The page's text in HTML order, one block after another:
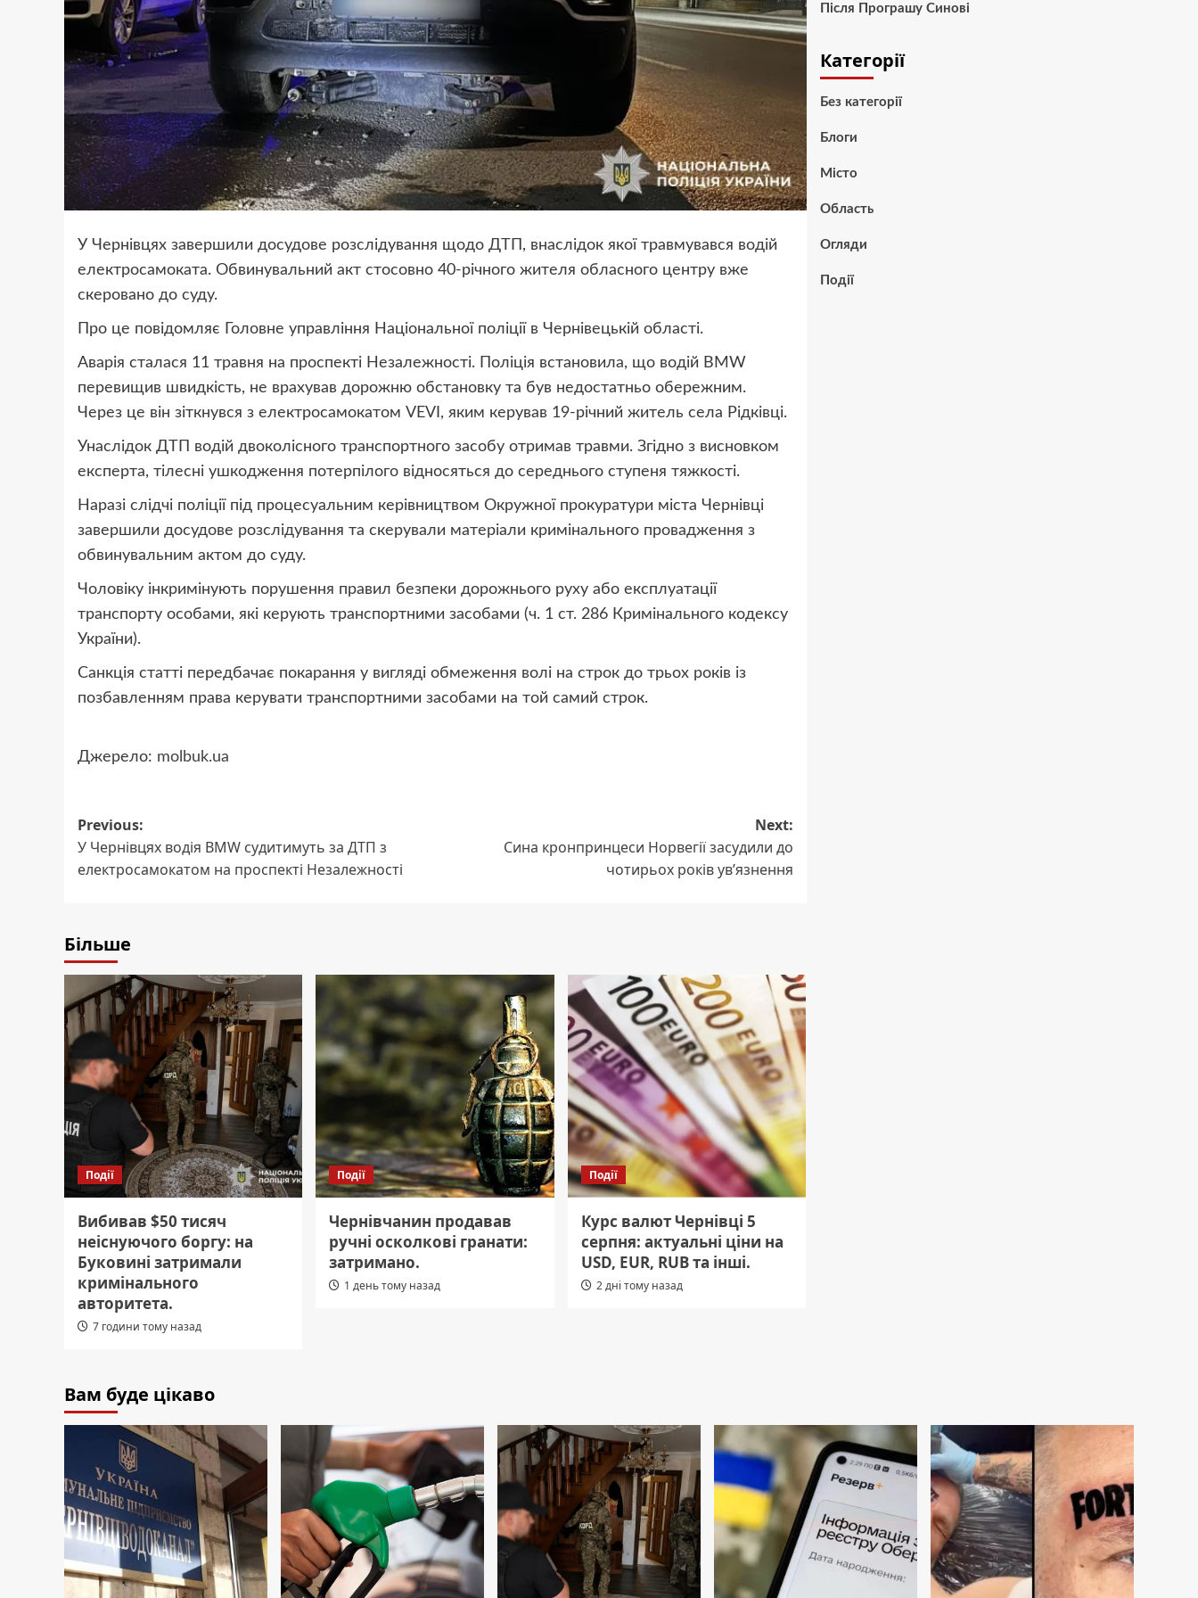
У Чернівцях завершили досудове розслідування щодо ДТП, внаслідок якої травмувався водій
електросамоката. Обвинувальний акт стосовно 40-річного жителя обласного центру вже
скеровано до суду.
Про це повідомляє Головне управління Національної поліції в Чернівецькій області.
Аварія сталася 11 травня на проспекті Незалежності. Поліція встановила, що водій BMW
перевищив швидкість, не врахував дорожню обстановку та був недостатньо обережним.
Через це він зіткнувся з електросамокатом VEVI, яким керував 19-річний житель села Рідківці.
Унаслідок ДТП водій двоколісного транспортного засобу отримав травми. Згідно з висновком
експерта, тілесні ушкодження потерпілого відносяться до середнього ступеня тяжкості.
Наразі слідчі поліції під процесуальним керівництвом Окружної прокуратури міста Чернівці
завершили досудове розслідування та скерували матеріали кримінального провадження з
обвинувальним актом до суду.
Чоловіку інкримінують порушення правил безпеки дорожнього руху або експлуатації
транспорту особами, які керують транспортними засобами (ч. 1 ст. 286 Кримінального кодексу
України).
Санкція статті передбачає покарання у вигляді обмеження волі на строк до трьох років із
позбавленням права керувати транспортними засобами на той самий строк.
Джерело: molbuk.ua
Post
navigation
Previous:
У Чернівцях водія BMW судитимуть за ДТП з
електросамокатом на проспекті Незалежності
Next:
Сина кронпринцеси Норвегії засудили до
чотирьох років ув’язнення
Більше
Події
Вибивав $50 тисяч
неіснуючого боргу: на
Буковині затримали
кримінального
авторитета.
7 години тому назад
Події
Чернівчанин продавав
ручні осколкові гранати:
затримано.
1 день тому назад
Події
Курс валют Чернівці 5
серпня: актуальні ціни на
USD, EUR, RUB та інші.
2 дні тому назад
Після Програшу Синові
Категорії
Без категорії
Блоги
Місто
Область
Огляди
Події
Вам буде цікаво